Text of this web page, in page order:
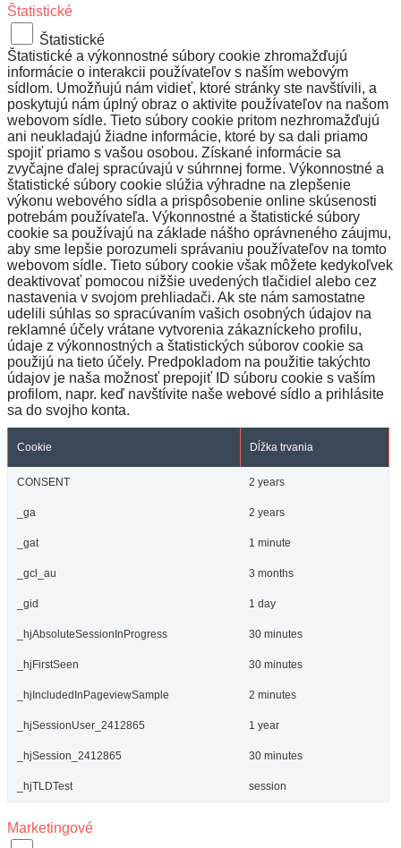
Štatistické
Štatistické
Štatistické a výkonnostné súbory cookie zhromažďujú
informácie o interakcii používateľov s naším webovým
sídlom. Umožňujú nám vidieť, ktoré stránky ste navštívili, a
poskytujú nám úplný obraz o aktivite používateľov na našom
webovom sídle. Tieto súbory cookie pritom nezhromažďujú
ani neukladajú žiadne informácie, ktoré by sa dali priamo
spojiť priamo s vašou osobou. Získané informácie sa
zvyčajne ďalej spracúvajú v súhrnnej forme. Výkonnostné a
štatistické súbory cookie slúžia výhradne na zlepšenie
výkonu webového sídla a prispôsobenie online skúsenosti
potrebám používateľa. Výkonnostné a štatistické súbory
cookie sa používajú na základe nášho oprávneného záujmu,
aby sme lepšie porozumeli správaniu používateľov na tomto
webovom sídle. Tieto súbory cookie však môžete kedykoľvek
deaktivovať pomocou nižšie uvedených tlačidiel alebo cez
nastavenia v svojom prehliadači. Ak ste nám samostatne
udelili súhlas so spracúvaním vašich osobných údajov na
reklamné účely vrátane vytvorenia zákazníckeho profilu,
údaje z výkonnostných a štatistických súborov cookie sa
použijú na tieto účely. Predpokladom na použitie takýchto
údajov je naša možnosť prepojiť ID súboru cookie s vaším
profilom, napr. keď navštívite naše webové sídlo a prihlásite
sa do svojho konta.
Cookie Dĺžka trvania
CONSENT 2 years
_ga 2 years
_gat 1 minute
_gcl_au 3 months
_gid 1 day
_hjAbsoluteSessionInProgress 30 minutes
_hjFirstSeen 30 minutes
_hjIncludedInPageviewSample 2 minutes
_hjSessionUser_2412865 1 year
_hjSession_2412865 30 minutes
_hjTLDTest session
Marketingové